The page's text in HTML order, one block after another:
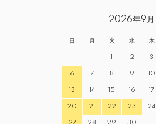
2026年9月
日 月 火 水 木
1 2 3
6 7 8 9 10
13 14 15 16 17
20 21 22 23 24